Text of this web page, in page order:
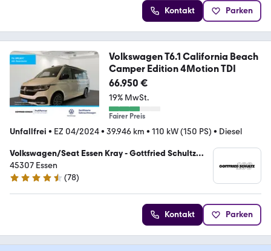
Kontakt Parken
Volkswagen T6.1 California Beach
Camper Edition 4Motion TDI
66.950 €
19% MwSt.
Fairer Preis
Unfallfrei • EZ 04/2024• 39.946 km • 110 kW (150 PS) • Diesel
Volkswagen/Seat Essen Kray - Gottfried Schultz
Automobilhandels SE
45307 Essen
4.6 Sterne
(78)
Kontakt Parken